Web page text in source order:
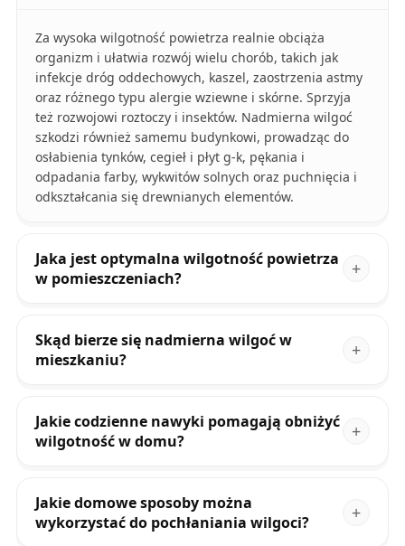
Za wysoka wilgotność powietrza realnie obciąża
organizm i ułatwia rozwój wielu chorób, takich jak
infekcje dróg oddechowych, kaszel, zaostrzenia astmy
oraz różnego typu alergie wziewne i skórne. Sprzyja
też rozwojowi roztoczy i insektów. Nadmierna wilgoć
szkodzi również samemu budynkowi, prowadząc do
osłabienia tynków, cegieł i płyt g-k, pękania i
odpadania farby, wykwitów solnych oraz puchnięcia i
odkształcania się drewnianych elementów.
Jaka jest optymalna wilgotność powietrza
w pomieszczeniach?
Skąd bierze się nadmierna wilgoć w
mieszkaniu?
Jakie codzienne nawyki pomagają obniżyć
wilgotność w domu?
Jakie domowe sposoby można
wykorzystać do pochłaniania wilgoci?